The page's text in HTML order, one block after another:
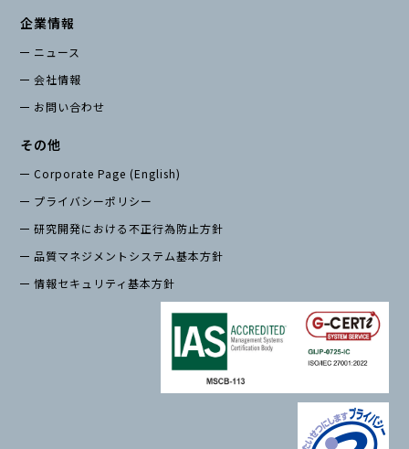
企業情報
ニュース
会社情報
お問い合わせ
その他
Corporate Page (English)
プライバシーポリシー
研究開発における不正行為防止方針
品質マネジメントシステム基本方針
情報セキュリティ基本方針